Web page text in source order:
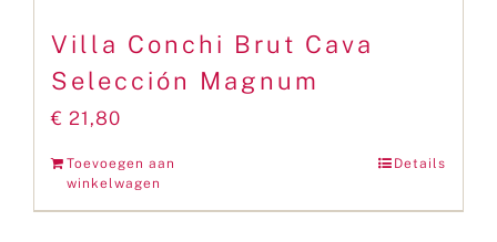
Villa Conchi Brut Cava
Selección Magnum
€ 21,80
Toevoegen aan
winkelwagen
Details